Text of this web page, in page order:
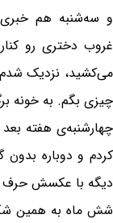
و سه‌شنبه هم
غروب دختری رو
می‌کشید، نزدیک شدم
چیزی بگم. به خونه
چهارشنبه‌ی هفته
کردم و دوباره
دیگه با عکسش حرف
شش ماه به همین